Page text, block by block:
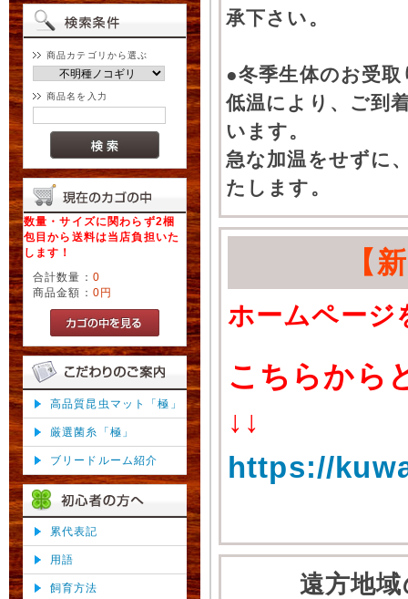
商品カテゴリから選ぶ
商品名を入力
数量・サイズに関わらず2梱
包目から送料は当店負担いた
します！
合計数量： 0
商品金額： 0円
高品質昆虫マット「極」
厳選菌糸「極」
ブリードルーム紹介
累代表記
用語
飼育方法
承下さい。
●冬季生体のお受
低温により、ご到
います。
急な加温をせずに
たします。
【
ホームページ
こちらから
↓↓
https://
遠方地